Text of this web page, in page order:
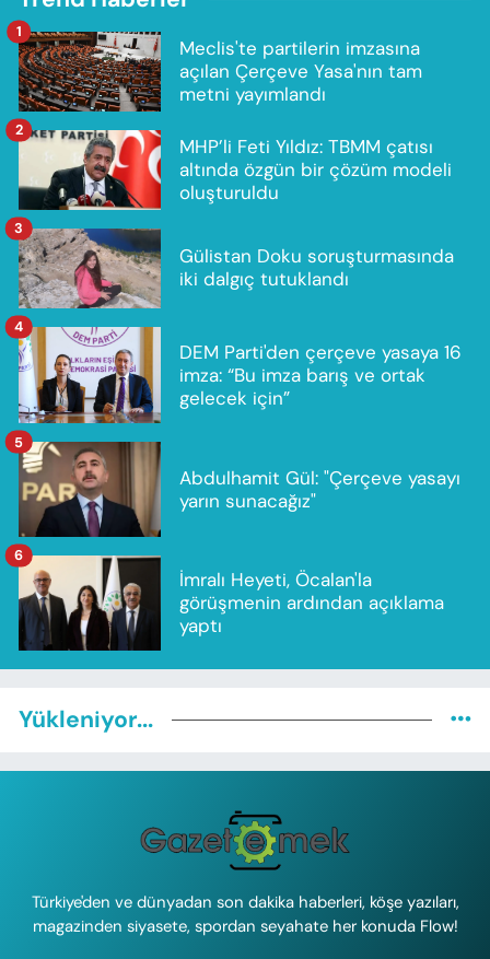
Meclis'te partilerin imzasına
açılan Çerçeve Yasa'nın tam
metni yayımlandı
1
MHP’li Feti Yıldız: TBMM çatısı
altında özgün bir çözüm modeli
oluşturuldu
2
Gülistan Doku soruşturmasında
iki dalgıç tutuklandı
3
DEM Parti'den çerçeve yasaya 16
imza: “Bu imza barış ve ortak
gelecek için”
4
Abdulhamit Gül: "Çerçeve yasayı
yarın sunacağız"
5
İmralı Heyeti, Öcalan'la
görüşmenin ardından açıklama
yaptı
6
Yükleniyor...
Türkiye'den ve dünyadan son dakika haberleri, köşe yazıları,
magazinden siyasete, spordan seyahate her konuda Flow!